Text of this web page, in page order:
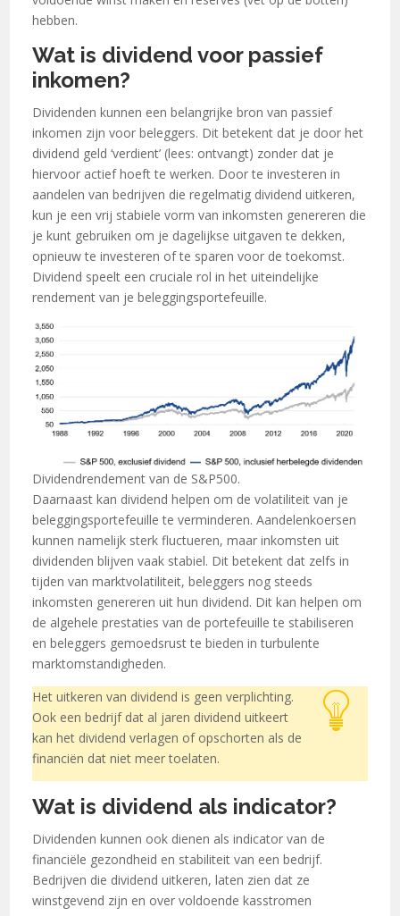
hebben.
Wat is dividend voor passief
inkomen?
Dividenden kunnen een belangrijke bron van passief
inkomen zijn voor beleggers. Dit betekent dat je door het
dividend geld ‘verdient’ (lees: ontvangt) zonder dat je
hiervoor actief hoeft te werken. Door te investeren in
aandelen van bedrijven die regelmatig dividend uitkeren,
kun je een vrij stabiele vorm van inkomsten genereren die
je kunt gebruiken om je dagelijkse uitgaven te dekken,
opnieuw te investeren of te sparen voor de toekomst.
Dividend speelt een cruciale rol in het uiteindelijke
rendement van je beleggingsportefeuille.
Dividendrendement van de S&P500.
Daarnaast kan dividend helpen om de volatiliteit van je
beleggingsportefeuille te verminderen. Aandelenkoersen
kunnen namelijk sterk fluctueren, maar inkomsten uit
dividenden blijven vaak stabiel. Dit betekent dat zelfs in
tijden van marktvolatiliteit, beleggers nog steeds
inkomsten genereren uit hun dividend. Dit kan helpen om
de algehele prestaties van de portefeuille te stabiliseren
en beleggers gemoedsrust te bieden in turbulente
marktomstandigheden.
Het uitkeren van dividend is geen verplichting.
Ook een bedrijf dat al jaren dividend uitkeert
kan het dividend verlagen of opschorten als de
financiën dat niet meer toelaten.
Wat is dividend als indicator?
Dividenden kunnen ook dienen als indicator van de
financiële gezondheid en stabiliteit van een bedrijf.
Bedrijven die dividend uitkeren, laten zien dat ze
winstgevend zijn en over voldoende kasstromen